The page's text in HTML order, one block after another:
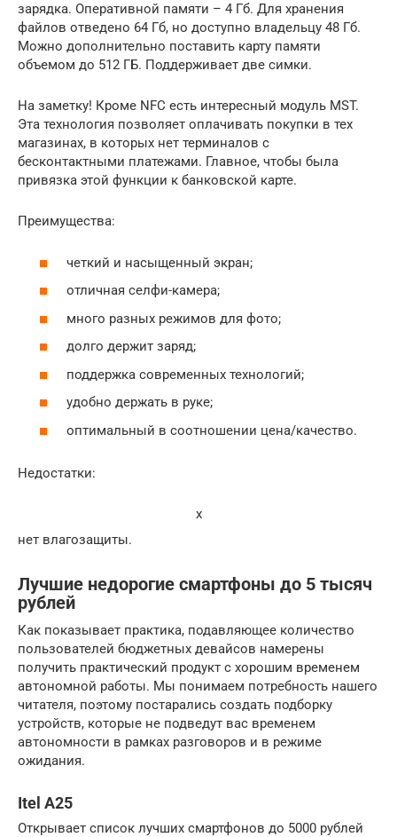
зарядка. Оперативной памяти – 4 Гб. Для хранения
файлов отведено 64 Гб, но доступно владельцу 48 Гб.
Можно дополнительно поставить карту памяти
объемом до 512 ГБ. Поддерживает две симки.
На заметку! Кроме NFC есть интересный модуль MST.
Эта технология позволяет оплачивать покупки в тех
магазинах, в которых нет терминалов с
бесконтактными платежами. Главное, чтобы была
привязка этой функции к банковской карте.
Преимущества:
четкий и насыщенный экран;
отличная селфи-камера;
много разных режимов для фото;
долго держит заряд;
поддержка современных технологий;
удобно держать в руке;
оптимальный в соотношении цена/качество.
Недостатки:
x
нет влагозащиты.
Лучшие недорогие смартфоны до 5 тысяч
рублей
Как показывает практика, подавляющее количество
пользователей бюджетных девайсов намерены
получить практический продукт с хорошим временем
автономной работы. Мы понимаем потребность нашего
читателя, поэтому постарались создать подборку
устройств, которые не подведут вас временем
автономности в рамках разговоров и в режиме
ожидания.
Itel A25
Открывает список лучших смартфонов до 5000 рублей